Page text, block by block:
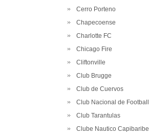
Cerro Porteno
Chapecoense
Charlotte FC
Chicago Fire
Cliftonville
Club Brugge
Club de Cuervos
Club Nacional de Football
Club Tarantulas
Clube Nautico Capibaribe